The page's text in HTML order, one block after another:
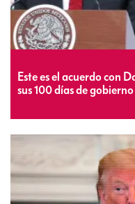
Este es el acuerdo con
sus 100 días de gobierno